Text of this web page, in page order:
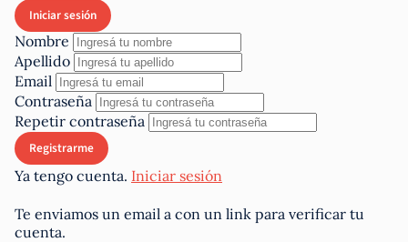
Nombre
Apellido
Email
Contraseña
Repetir contraseña
Ya tengo cuenta. Iniciar sesión
Te enviamos un email a con un link para verificar tu
cuenta.